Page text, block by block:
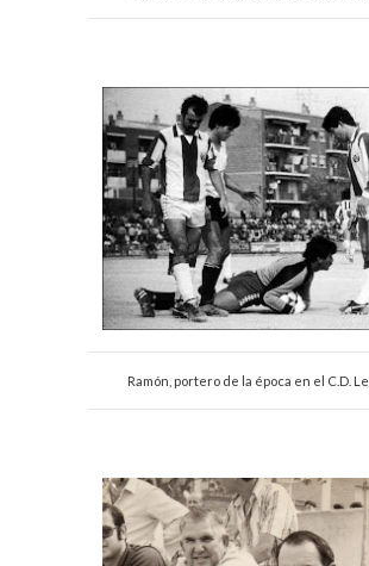
Ramón, portero de la época en el C.D.